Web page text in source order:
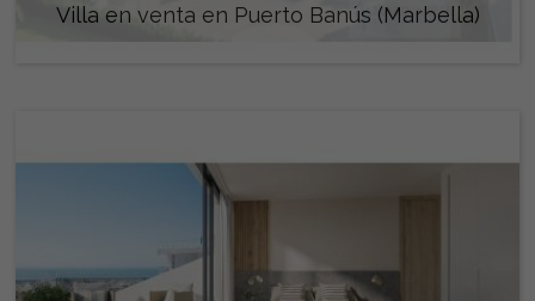
Villa en venta en Puerto Banús (Marbella)